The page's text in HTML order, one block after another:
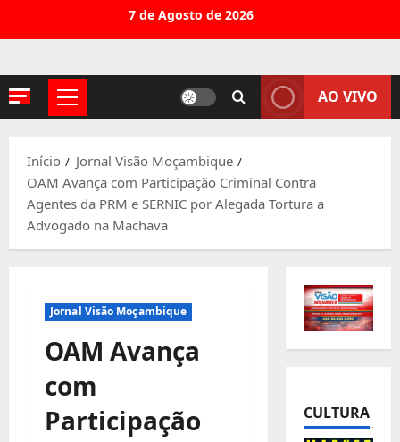
conteúdo
7 de Agosto de 2026
Menu
AO VIVO
Início
Jornal Visão Moçambique
OAM Avança com Participação Criminal Contra
Agentes da PRM e SERNIC por Alegada Tortura a
Advogado na Machava
Jornal Visão Moçambique
OAM Avança
com
Participação
CULTURA